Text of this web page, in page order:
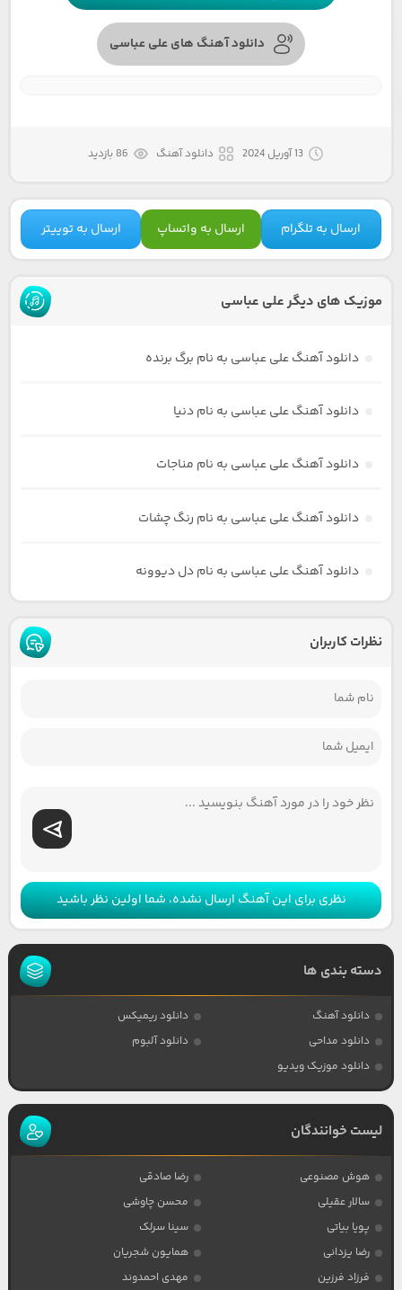
دانلود آهنگ های علی عباسی
13 آوریل 2024 دانلود آهنگ 86 بازدید
ارسال به تلگرام ارسال به واتساپ ارسال به توییتر
موزیک های دیگر علی عباسی
دانلود آهنگ علی عباسی به نام برگ برنده
دانلود آهنگ علی عباسی به نام دنیا
دانلود آهنگ علی عباسی به نام مناجات
دانلود آهنگ علی عباسی به نام رنگ چشات
دانلود آهنگ علی عباسی به نام دل دیوونه
نظرات کاربران
نظری برای این آهنگ ارسال نشده، شما اولین نظر باشید
دسته بندی ها
دانلود آهنگ
دانلود ریمیکس
دانلود مداحی
دانلود آلبوم
دانلود موزیک ویدیو
لیست خوانندگان
هوش مصنوعی
رضا صادقی
سالار عقیلی
محسن چاوشی
پویا بیاتی
سینا سرلک
رضا یزدانی
همایون شجریان
فرزاد فرزین
مهدی احمدوند